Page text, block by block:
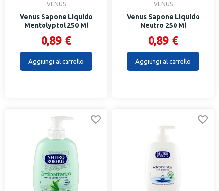
VENUS
Venus Sapone Liquido
Mentolyptol 250 Ml
0,89 €
Aggiungi al carrello
VENUS
Venus Sapone Liquido
Neutro 250 Ml
0,89 €
Aggiungi al carrello